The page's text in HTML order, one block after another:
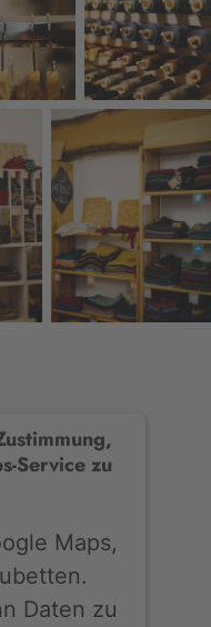
Service zu
Maps,
Daten zu